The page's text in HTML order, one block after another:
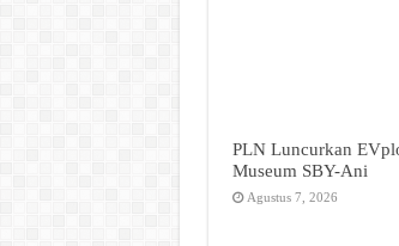
PLN Luncurkan
Museum SBY-Ani
Agustus 7, 2026